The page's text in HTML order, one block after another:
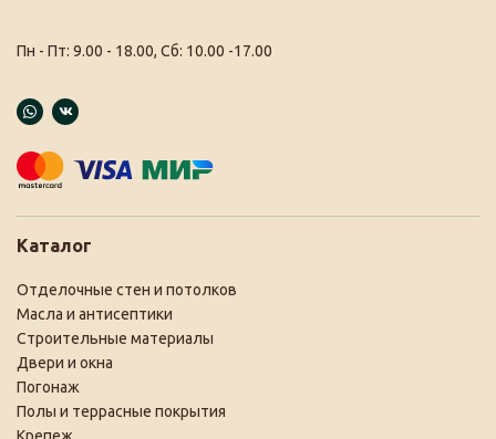
Пн - Пт: 9.00 - 18.00, Сб: 10.00 -17.00
Каталог
Отделочные стен и потолков
Масла и антисептики
Строительные материалы
Двери и окна
Погонаж
Полы и террасные покрытия
Крепеж